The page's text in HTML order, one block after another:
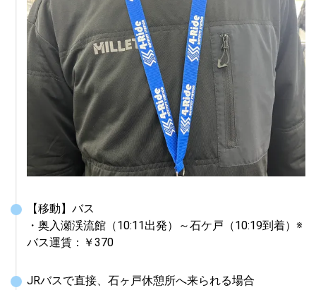
【移動】バス
・奥入瀬渓流館（10:11出発）～石ケ戸（10:19到着）※
バス運賃：￥370
JRバスで直接、石ヶ戸休憩所へ来られる場合